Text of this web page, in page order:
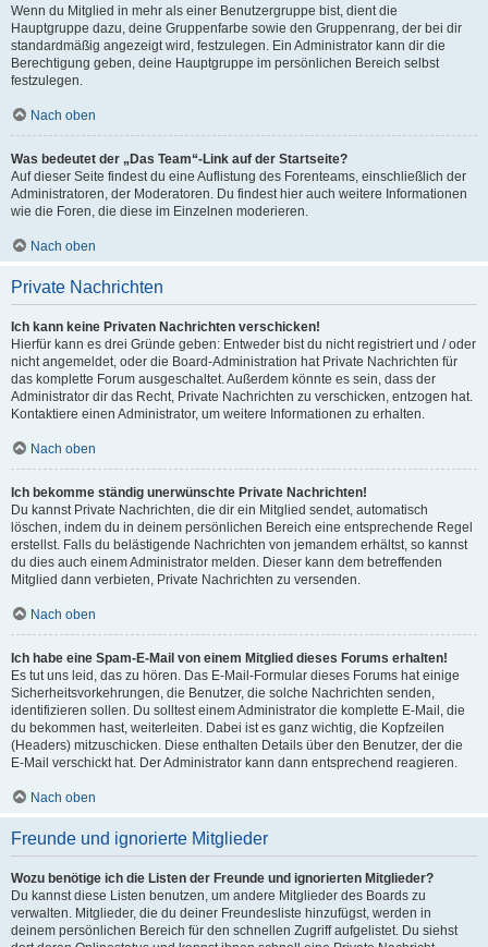
Wenn du Mitglied in mehr als einer Benutzergruppe bist, dient die
Hauptgruppe dazu, deine Gruppenfarbe sowie den Gruppenrang, der bei dir
standardmäßig angezeigt wird, festzulegen. Ein Administrator kann dir die
Berechtigung geben, deine Hauptgruppe im persönlichen Bereich selbst
festzulegen.
Nach oben
Was bedeutet der „Das Team“-Link auf der Startseite?
Auf dieser Seite findest du eine Auflistung des Forenteams, einschließlich der
Administratoren, der Moderatoren. Du findest hier auch weitere Informationen
wie die Foren, die diese im Einzelnen moderieren.
Nach oben
Private Nachrichten
Ich kann keine Privaten Nachrichten verschicken!
Hierfür kann es drei Gründe geben: Entweder bist du nicht registriert und / oder
nicht angemeldet, oder die Board-Administration hat Private Nachrichten für
das komplette Forum ausgeschaltet. Außerdem könnte es sein, dass der
Administrator dir das Recht, Private Nachrichten zu verschicken, entzogen hat.
Kontaktiere einen Administrator, um weitere Informationen zu erhalten.
Nach oben
Ich bekomme ständig unerwünschte Private Nachrichten!
Du kannst Private Nachrichten, die dir ein Mitglied sendet, automatisch
löschen, indem du in deinem persönlichen Bereich eine entsprechende Regel
erstellst. Falls du belästigende Nachrichten von jemandem erhältst, so kannst
du dies auch einem Administrator melden. Dieser kann dem betreffenden
Mitglied dann verbieten, Private Nachrichten zu versenden.
Nach oben
Ich habe eine Spam-E-Mail von einem Mitglied dieses Forums erhalten!
Es tut uns leid, das zu hören. Das E-Mail-Formular dieses Forums hat einige
Sicherheitsvorkehrungen, die Benutzer, die solche Nachrichten senden,
identifizieren sollen. Du solltest einem Administrator die komplette E-Mail, die
du bekommen hast, weiterleiten. Dabei ist es ganz wichtig, die Kopfzeilen
(Headers) mitzuschicken. Diese enthalten Details über den Benutzer, der die
E-Mail verschickt hat. Der Administrator kann dann entsprechend reagieren.
Nach oben
Freunde und ignorierte Mitglieder
Wozu benötige ich die Listen der Freunde und ignorierten Mitglieder?
Du kannst diese Listen benutzen, um andere Mitglieder des Boards zu
verwalten. Mitglieder, die du deiner Freundesliste hinzufügst, werden in
deinem persönlichen Bereich für den schnellen Zugriff aufgelistet. Du siehst